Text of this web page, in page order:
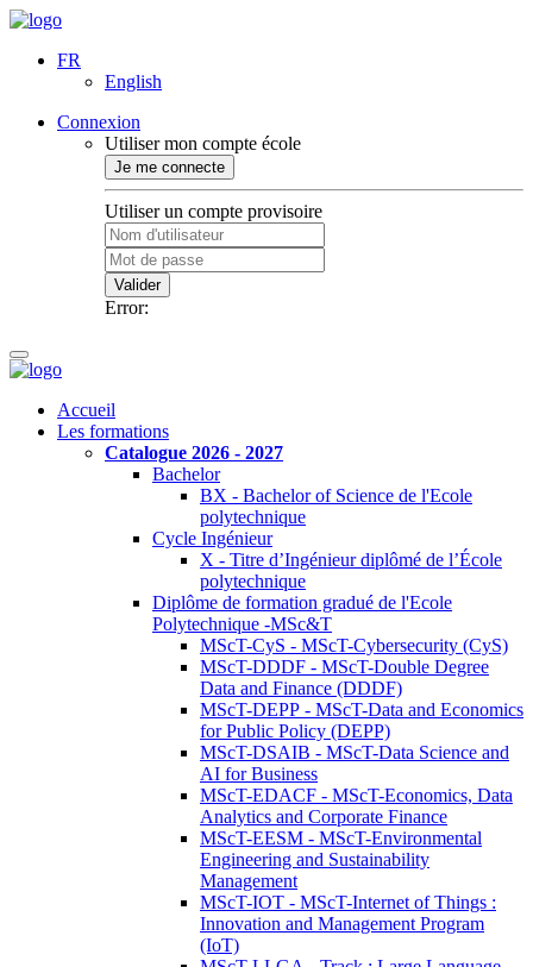
FR
English
Connexion
Utiliser mon compte école
Je me connecte
Utiliser un compte provisoire
Valider
Error:
Accueil
Les formations
Catalogue 2026 - 2027
Bachelor
BX - Bachelor of Science de l'Ecole
polytechnique
Cycle Ingénieur
X - Titre d’Ingénieur diplômé de l’École
polytechnique
Diplôme de formation gradué de l'Ecole
Polytechnique -MSc&T
MScT-CyS - MScT-Cybersecurity (CyS)
MScT-DDDF - MScT-Double Degree
Data and Finance (DDDF)
MScT-DEPP - MScT-Data and Economics
for Public Policy (DEPP)
MScT-DSAIB - MScT-Data Science and
AI for Business
MScT-EDACF - MScT-Economics, Data
Analytics and Corporate Finance
MScT-EESM - MScT-Environmental
Engineering and Sustainability
Management
MScT-IOT - MScT-Internet of Things :
Innovation and Management Program
(IoT)